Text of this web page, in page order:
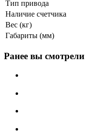
Тип привода
Наличие счетчика
Вес (кг)
Габариты (мм)
Ранее вы смотрели